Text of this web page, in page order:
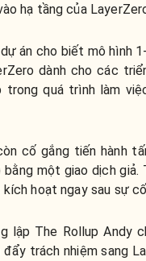
hạ tầng của
án cho biết mô hình
dành cho các
trong quá trình làm
cố gắng tiến hành
một giao dịch giả.
hoạt ngay sau sự
lập The Rollup Andy
trách nhiệm sang